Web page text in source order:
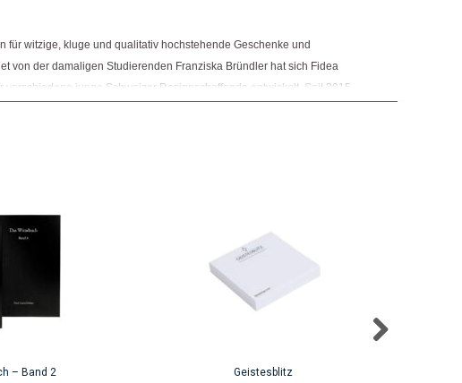
für witzige, kluge und qualitativ hochstehende Geschenke und
von der damaligen Studierenden Franziska Bründler hat sich Fidea
verschiedene junge Schweizer Designschaffende entwickelt. Seit 2015
Franziska Bründler zudem eigene Designschaffende und entwirft auch
– Band 2 Geistesblitz